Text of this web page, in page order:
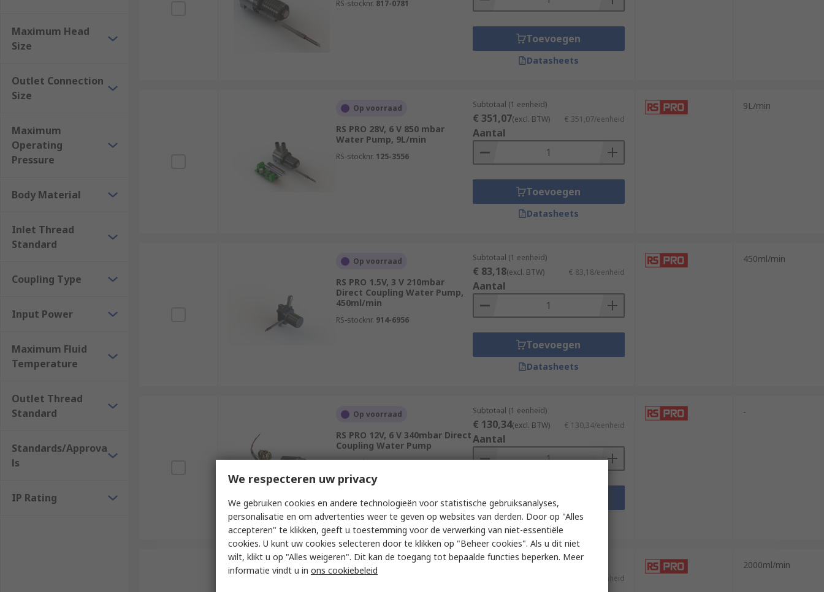
Water Pumps can help support a healthy building by improving Water Quality
Maximum Head
Size
Outlet Connection
Size
Maximum
Operating
Pressure
Body Material
Inlet Thread
Standard
Coupling Type
Input Power
Maximum Fluid
Temperature
Outlet Thread
Standard
Standards/Approva
ls
IP Rating
RS-stocknr. 817-0781
Toevoegen
Datasheets
Op voorraad
RS PRO 28V, 6 V 850 mbar
Water Pump, 9L/min
RS-stocknr. 125-3556
Subtotaal (1 eenheid)
€ 351,07(excl. BTW) € 351,07/eenheid
Aantal
Toevoegen
Datasheets
9L/min
Op voorraad
RS PRO 1.5V, 3 V 210mbar
Direct Coupling Water Pump,
450ml/min
RS-stocknr. 914-6956
Subtotaal (1 eenheid)
€ 83,18(excl. BTW) € 83,18/eenheid
Aantal
Toevoegen
Datasheets
450ml/min
Op voorraad
RS PRO 12V, 6 V 340mbar Direct
Coupling Water Pump
RS-stocknr.702-6876
Subtotaal (1 eenheid)
€ 130,34(excl. BTW) € 130,34/eenheid
Aantal
Toevoegen
Datasheets
-
Op voorraad Subtotaal (1 eenheid)
€ 141,02/eenheid
2000ml/min
We respecteren uw privacy
We gebruiken cookies en andere technologieën voor statistische gebruiksanalyses,
personalisatie en om advertenties weer te geven op websites van derden. Door op "Alles
accepteren" te klikken, geeft u toestemming voor de verwerking van niet-essentiële
cookies. U kunt uw cookies selecteren door te klikken op "Beheer cookies". Als u dit niet
wilt, klikt u op "Alles weigeren". Dit kan de toegang tot bepaalde functies beperken. Meer
informatie vindt u in ons cookiebeleid